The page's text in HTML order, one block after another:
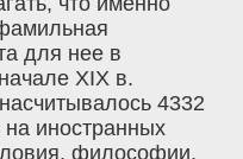
для нее в
XIX в.
4332
иностранных
философии,